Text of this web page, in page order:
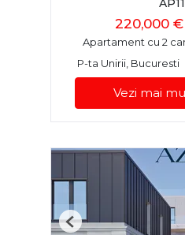
220,000 €
Apartament cu 2
P-ta Unirii, Bucuresti
Vezi mai
Previous